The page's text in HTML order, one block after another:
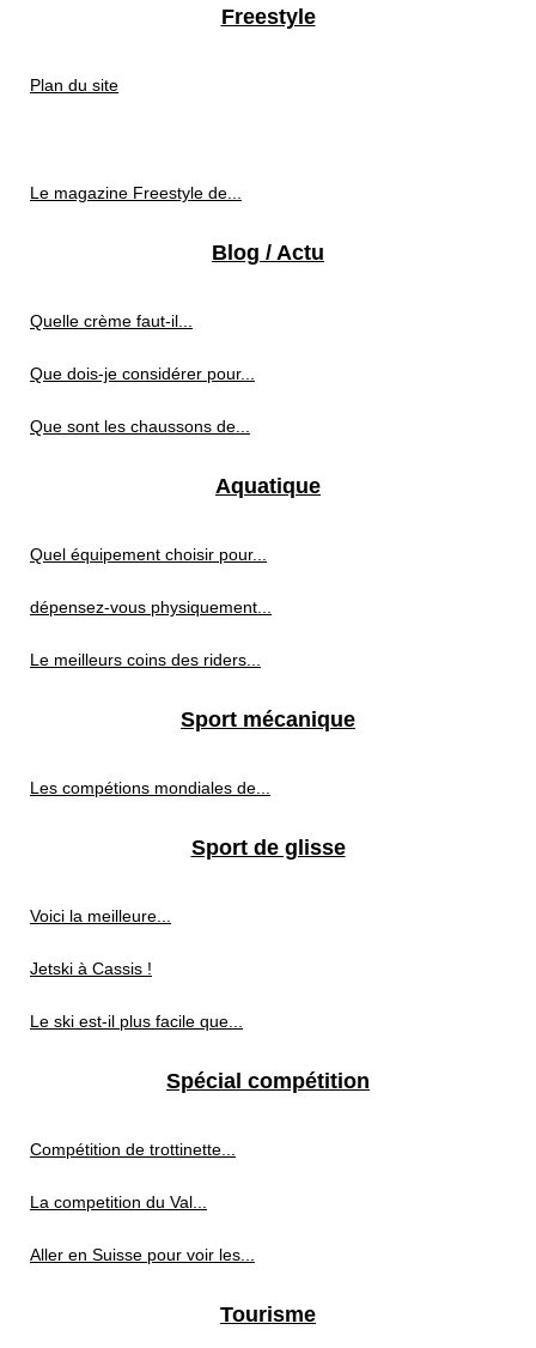
Freestyle
Plan du site
Le magazine Freestyle de...
Blog / Actu
Quelle crème faut-il...
Que dois-je considérer pour...
Que sont les chaussons de...
Aquatique
Quel équipement choisir pour...
dépensez-vous physiquement...
Le meilleurs coins des riders...
Sport mécanique
Les compétions mondiales de...
Sport de glisse
Voici la meilleure...
Jetski à Cassis !
Le ski est-il plus facile que...
Spécial compétition
Compétition de trottinette...
La competition du Val...
Aller en Suisse pour voir les...
Tourisme